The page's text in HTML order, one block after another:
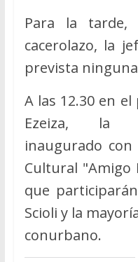
Para la tarde,
cacerolazo, la
prevista
A las 12.30 en
Ezeiza, la
inaugurado
Cultural "Amigo
que
Scioli y la
conurbano.